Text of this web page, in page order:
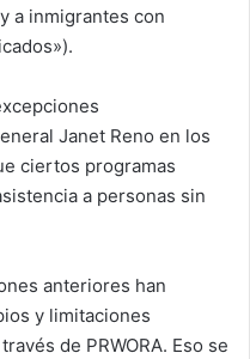
a inmigrantes con
Janet Reno en los
ciertos programas
a personas sin
anteriores han
y limitaciones
de PRWORA. Eso se